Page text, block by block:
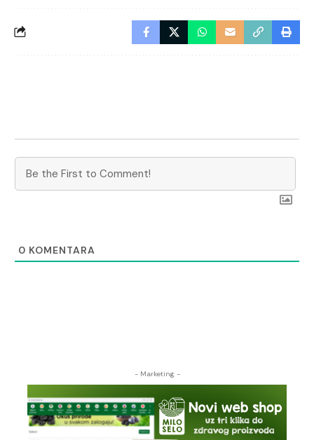
0 KOMENTARA
- Marketing -